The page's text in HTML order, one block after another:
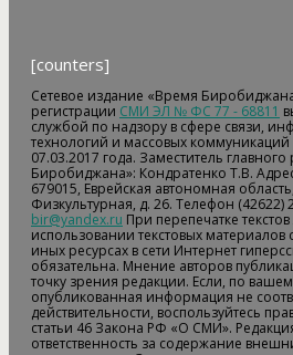
[counters]
Сетевое издание «Время
регистрации СМИ ЭЛ № ФС 77 - 68811
службой по надзору в сфере связи,
технологий и массовых
07.03.2017 года. Заместитель
Биробиджана»: Кондратенко Т.В.
679015, Еврейская автономная
Физкультурная, д. 26. Телефон (42622)
bir@yandex.ru При перепечатке
использовании текстовых материалов
иных ресурсах в сети Интернет
обязательна. Мнение авторов
точку зрения редакции. Если, по
опубликованная информация не
действительности, воспользуйтесь
статьи 46 Закона РФ «О СМИ».
ответственность за содержание